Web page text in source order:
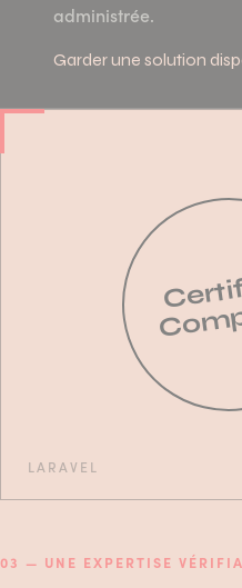
administrée.
Garder une solution
LARAVEL
03 — UNE EXPERTISE